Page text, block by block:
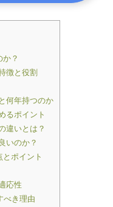
？
徴と役割
何年持つのか
るポイント
違いとは？
いのか？
ポイント
応性
べき理由